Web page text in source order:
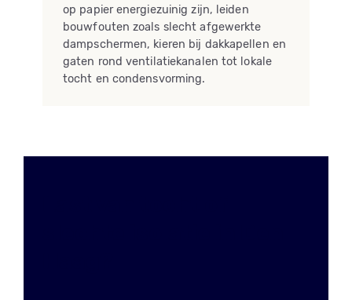
op papier energiezuinig zijn, leiden
bouwfouten zoals slecht afgewerkte
dampschermen, kieren bij dakkapellen en
gaten rond ventilatiekanalen tot lokale
tocht en condensvorming.